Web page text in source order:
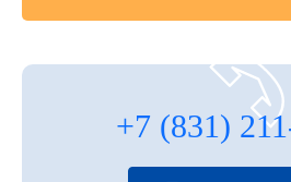
+7 (831)